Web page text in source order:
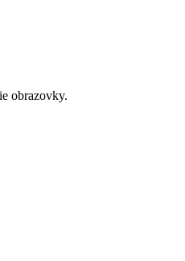
obrazovky.